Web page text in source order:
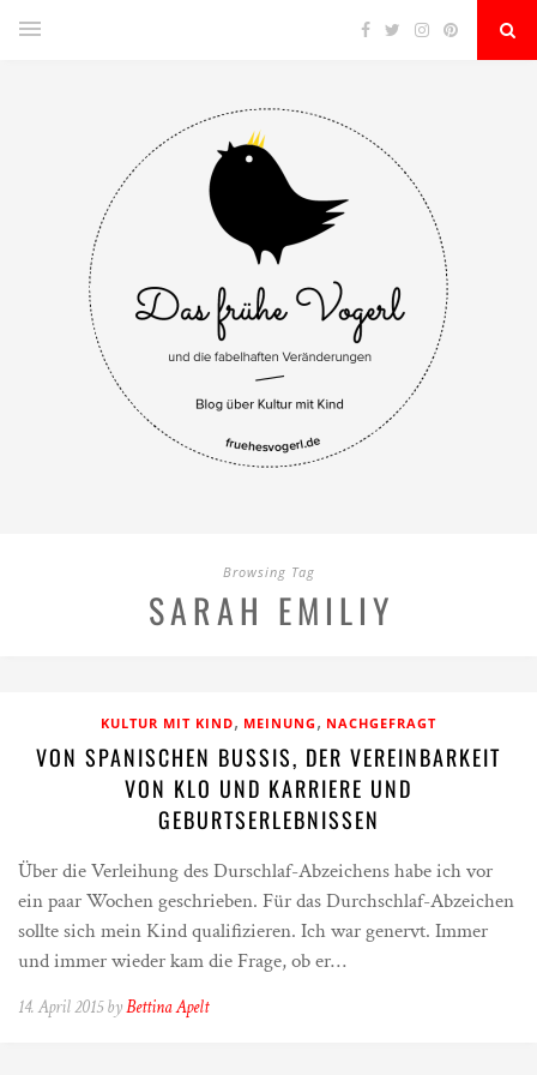
Browsing Tag
SARAH EMILIY
KULTUR MIT KIND, MEINUNG , NACHGEFRAGT
VON SPANISCHEN BUSSIS, DER VEREINBARKEIT
VON KLO UND KARRIERE UND
GEBURTSERLEBNISSEN
Über die Verleihung des Durschlaf-Abzeichens habe ich vor
ein paar Wochen geschrieben. Für das Durchschlaf-Abzeichen
sollte sich mein Kind qualifizieren. Ich war genervt. Immer
und immer wieder kam die Frage, ob er…
14. April 2015 byBettina Apelt